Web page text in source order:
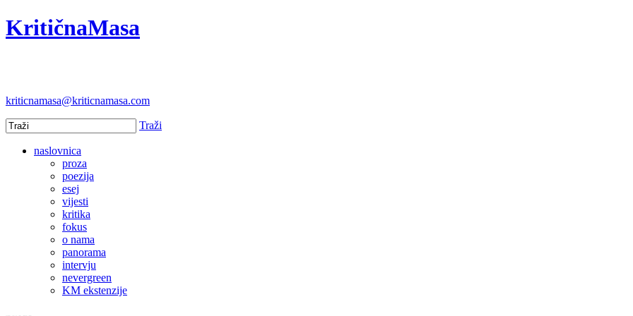
KritičnaMasa
kriticnamasa@kriticnamasa.com
Traži
naslovnica
proza
poezija
esej
vijesti
kritika
fokus
o nama
panorama
intervju
nevergreen
KM ekstenzije